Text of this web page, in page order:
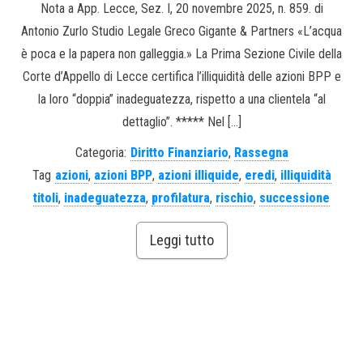
Nota a App. Lecce, Sez. I, 20 novembre 2025, n. 859. di
Antonio Zurlo Studio Legale Greco Gigante & Partners «L’acqua
è poca e la papera non galleggia.» La Prima Sezione Civile della
Corte d’Appello di Lecce certifica l’illiquidità delle azioni BPP e
la loro “doppia” inadeguatezza, rispetto a una clientela “al
dettaglio”. ***** Nel […]
Categoria: Diritto Finanziario, Rassegna
Tag azioni, azioni BPP, azioni illiquide, eredi, illiquidità
titoli, inadeguatezza, profilatura, rischio, successione
Leggi tutto